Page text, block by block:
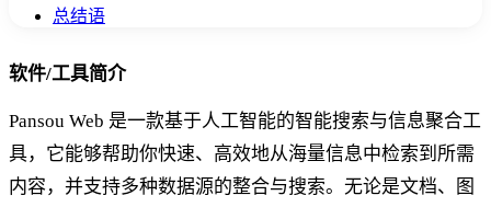
总结语
软件/工具简介
Pansou Web 是一款基于人工智能的智能搜索与信息聚合工
具，它能够帮助你快速、高效地从海量信息中检索到所需
内容，并支持多种数据源的整合与搜索。无论是文档、图